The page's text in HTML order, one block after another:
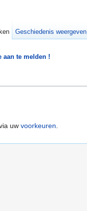
aan te melden !
uwvoorkeuren
Geschiedenis weergeven